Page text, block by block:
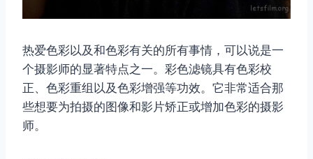
热爱色彩以及和色彩有关的所有事情，可以说是一
个摄影师的显著特点之一。彩色滤镜具有色彩校
正、色彩重组以及色彩增强等功效。它非常适合那
些想要为拍摄的图像和影片矫正或增加色彩的摄影
师。